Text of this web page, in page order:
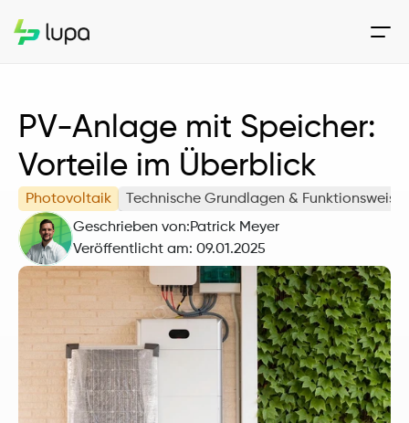
PV-Anlage mit Speicher:
Vorteile im Überblick
Geschrieben von:Patrick Meyer
Veröffentlicht am: 09.01.2025
Photovoltaik Technische Grundlagen & Funktionsweise